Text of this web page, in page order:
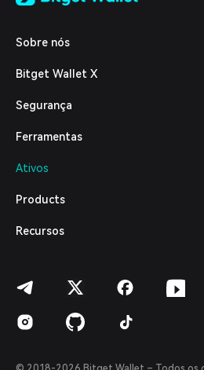
Español (Latinoamérica)
Italiano
Deutsch
繁體中文
Bahasa Indonesia
हिन्दी
Español (Argentina)
Sobre nós
Bitget Wallet X
Segurança
Ferramentas
Ativos
Products
Recursos